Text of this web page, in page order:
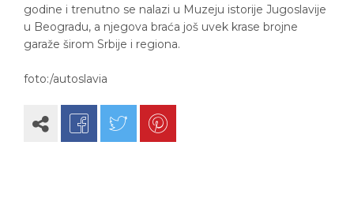
godine i trenutno se nalazi u Muzeju istorije Jugoslavije
u Beogradu, a njegova braća još uvek krase brojne
garaže širom Srbije i regiona.
foto:/autoslavia